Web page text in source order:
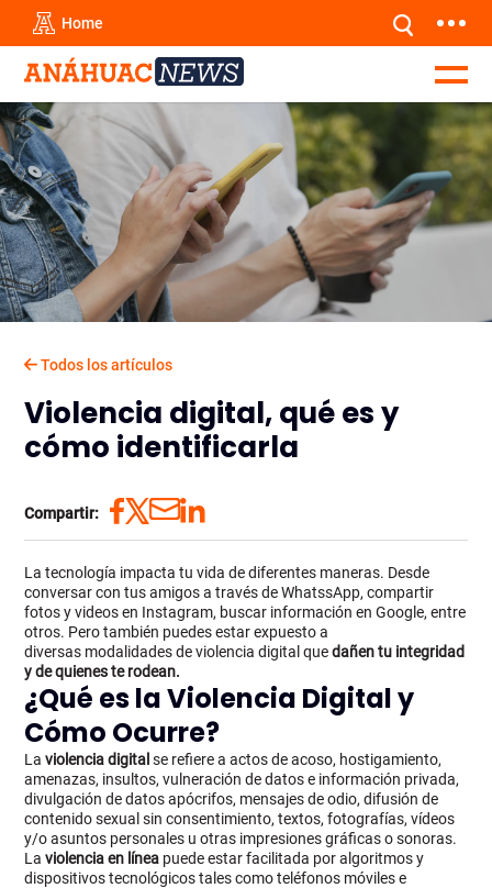
Home
Todos los artículos
Violencia digital, qué es y
cómo identificarla
Compartir:
La tecnología impacta tu vida de diferentes maneras. Desde
conversar con tus amigos a través de WhatssApp, compartir
fotos y videos en Instagram, buscar información en Google, entre
otros. Pero también puedes estar expuesto a
diversas modalidades de violencia digital quedañentu integridad
y de quienes te rodean.
¿Qué es la Violencia Digital y
Cómo Ocurre?
Laviolencia digital se refiere a actos de acoso, hostigamiento,
amenazas, insultos, vulneración de datos e información privada,
divulgación de datos apócrifos, mensajes de odio, difusión de
contenido sexual sin consentimiento, textos, fotografías, vídeos
y/o asuntos personales u otras impresiones gráficas o sonoras.
Laviolencia en línea puede estar facilitada por algoritmos y
dispositivos tecnológicos tales como teléfonos móviles e